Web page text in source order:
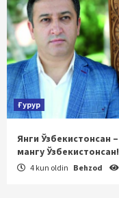
Ғурур
Янги Ўзбекистонсан –
мангу Ўзбекистонсан!
4 kun oldin Behzod